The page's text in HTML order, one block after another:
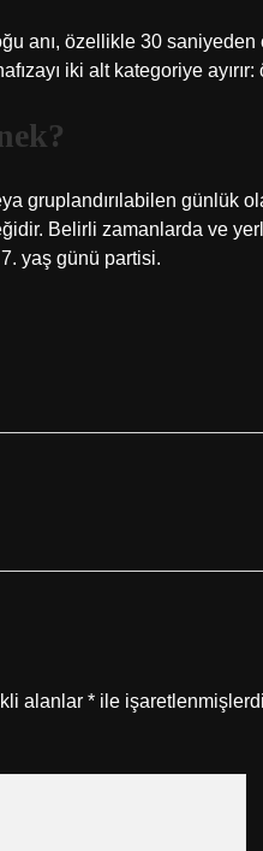
anı, özellikle 30
iki alt kategoriye ayırır:
gruplandırılabilen günlük
Belirli zamanlarda ve
yaş günü partisi.
alanlar * ile